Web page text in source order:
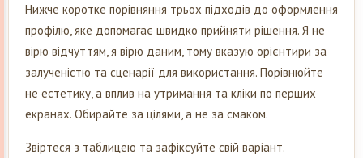
Нижче коротке порівняння трьох підходів до оформлення
профілю, яке допомагає швидко прийняти рішення. Я не
вірю відчуттям, я вірю даним, тому вказую орієнтири за
залученістю та сценарії для використання. Порівнюйте
не естетику, а вплив на утримання та кліки по перших
екранах. Обирайте за цілями, а не за смаком.
Звіртеся з таблицею та зафіксуйте свій варіант.